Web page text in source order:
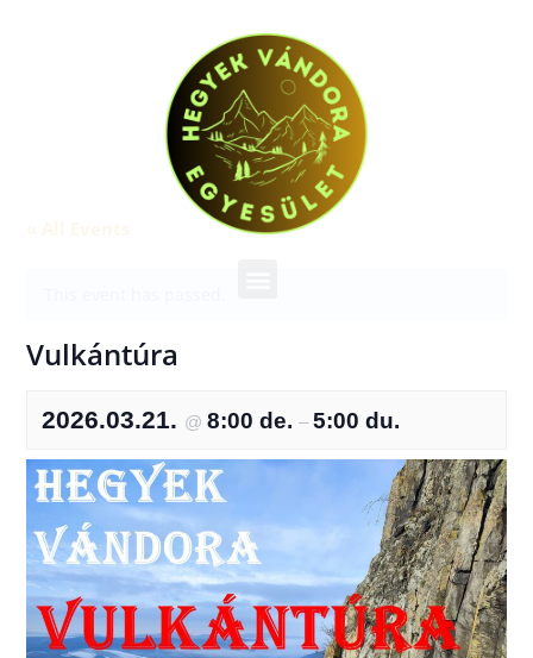
Vulkántúra
2026.03.21. @8:00 de.–5:00 du.